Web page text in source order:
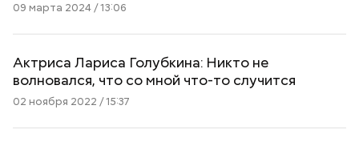
09 марта 2024 / 13:06
Актриса Лариса Голубкина: Никто не
волновался, что со мной что-то случится
02 ноября 2022 / 15:37